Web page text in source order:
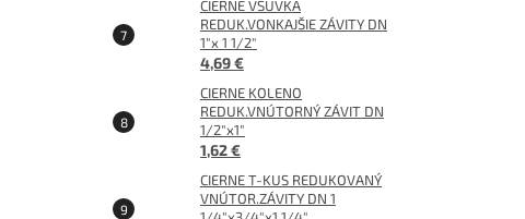
CIERNE VSUVKA
REDUK.VONKAJŠIE ZÁVITY DN
1"x 1 1/2"
4,69 €
CIERNE KOLENO
REDUK.VNÚTORNÝ ZÁVIT DN
1/2"x1"
1,62 €
CIERNE T-KUS REDUKOVANÝ
VNÚTOR.ZÁVITY DN 1